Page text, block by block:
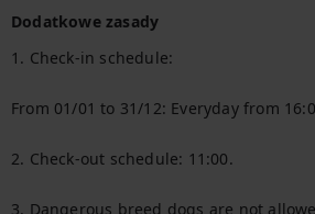
Dodatkowe zasady
1. Check-in schedule:
From 01/01 to 31/12: Everyday from
2. Check-out schedule: 11:00.
3. Dangerous breed dogs are not